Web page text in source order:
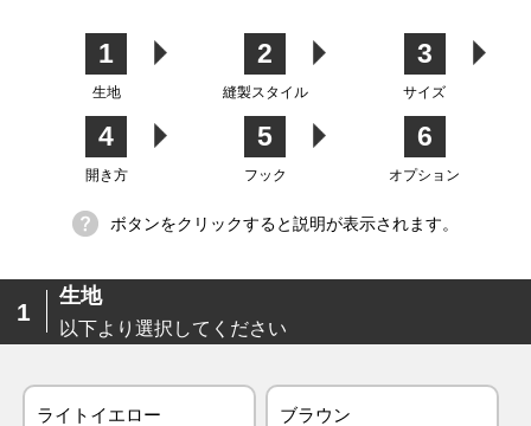
カバー
テン
生地
1
生地
2
縫製スタイル
3
サイズ
4
開き方
5
フック
6
オプション
ボタンをクリックすると説明が表示されます。
1
生地
以下より選択してください
ライトイエロー ブラウン